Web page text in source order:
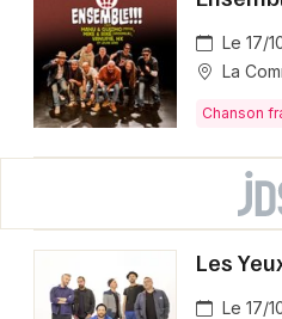
Le 17/
La
Chanson
Les
Le 17/